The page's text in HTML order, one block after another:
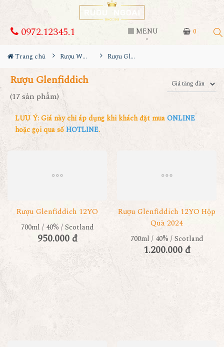
0
0972.12345.1 MENU
Trang chủ Rượu Whisky Rượu Glenfiddich
Rượu Glenfiddich
(17 sản phẩm)
LƯU Ý: Giá này chỉ áp dụng khi khách đặt muaONLINE
hoặc gọi qua sốHOTLINE.
Rượu Glenfiddich 12YO
700ml / 40% / Scotland
950.000 đ
Rượu Glenfiddich 12YO Hộp
Quà 2024
700ml / 40% / Scotland
1.200.000 đ